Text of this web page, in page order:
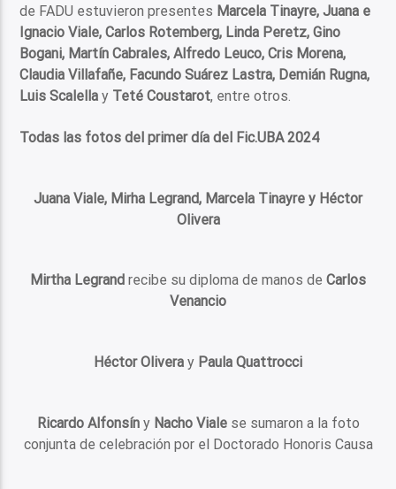
de FADU estuvieron presentes Marcela Tinayre, Juana e
Ignacio Viale, Carlos Rotemberg, Linda Peretz, Gino
Bogani, Martín Cabrales, Alfredo Leuco, Cris Morena,
Claudia Villafañe, Facundo Suárez Lastra, Demián Rugna,
Luis Scalella y Teté Coustarot, entre otros.
Todas las fotos del primer día del Fic.UBA 2024
Juana Viale, Mirha Legrand, Marcela Tinayre y Héctor
Olivera
Mirtha Legrand recibe su diploma de manos de Carlos
Venancio
Héctor Olivera y Paula Quattrocci
Ricardo Alfonsíny Nacho Vialese sumaron a la foto
conjunta de celebración por el Doctorado Honoris Causa